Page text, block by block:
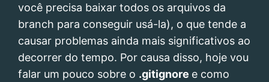
você precisa baixar todos os arquivos da
branch para conseguir usá-la), o que tende a
causar problemas ainda mais significativos ao
decorrer do tempo. Por causa disso, hoje vou
falar um pouco sobre o .gitignore e como